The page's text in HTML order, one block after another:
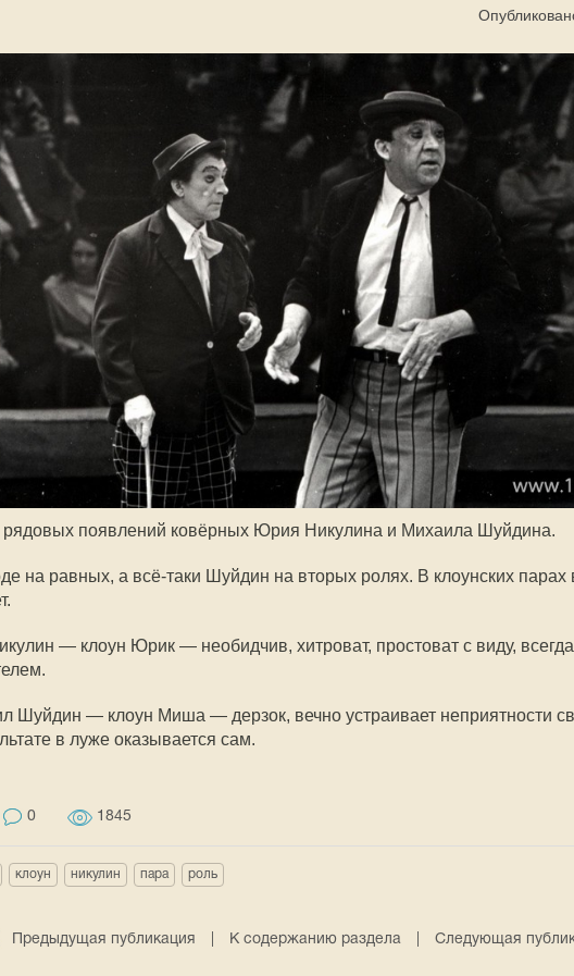
рядовых появлений ковёрных Юрия Никулина и Михаила Шуйдина.
на равных, а всё-таки Шуйдин на вторых ролях. В клоунских парах
— клоун Юрик — необидчив, хитроват, простоват с виду,
Шуйдин — клоун Миша — дерзок, вечно устраивает неприятности
в луже оказывается сам.
0 1845
клоун никулин пара роль
Предыдущая публикация К содержанию раздела Следующая